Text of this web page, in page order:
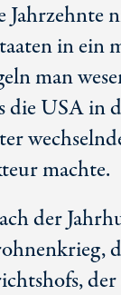
Jahrzehnte
in ein
man
die USA in
machte.
der